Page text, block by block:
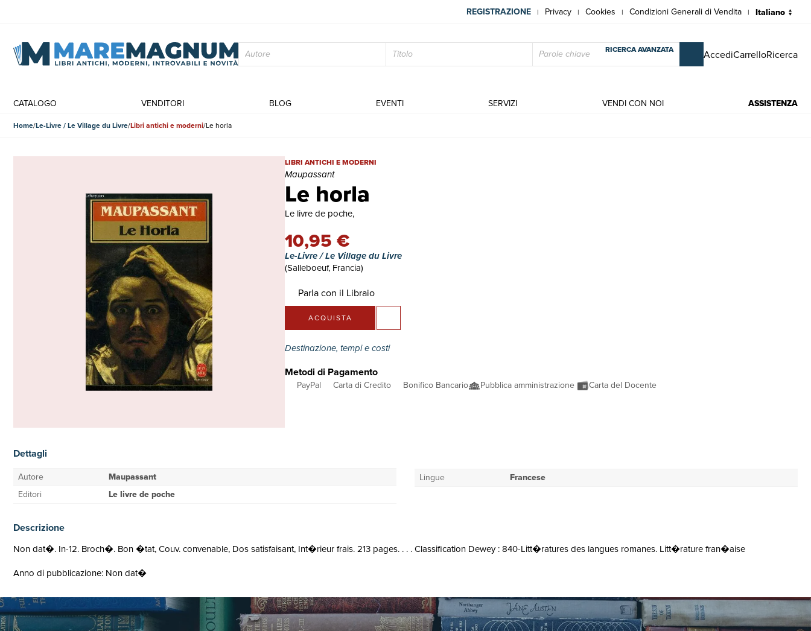
REGISTRAZIONE | Privacy | Cookies | Condizioni Generali di Vendita |
RICERCA AVANZATA AccediCarrelloRicerca
CATALOGO VENDITORI BLOG EVENTI SERVIZI VENDI CON NOI ASSISTENZA
Home Le-Livre / Le Village du Livre Libri antichi e moderni Le horla
Le horla
Le horla | Libri antichi e moderni | Maupassant
LIBRI ANTICHI E MODERNI
Maupassant
Le livre de poche,
10,95 €
Le-Livre / Le Village du Livre
(Salleboeuf, Francia)
Parla con il Libraio
ACQUISTA
Destinazione, tempi e costi
Metodi di Pagamento
PayPal Carta di Credito Bonifico Bancario Pubblica amministrazione Carta del Docente
Dettagli
Autore
Maupassant
Editori
Le livre de poche
Lingue Francese
Descrizione
Non dat�. In-12. Broch�. Bon �tat, Couv. convenable, Dos satisfaisant, Int�rieur frais. 213 pages. . . . Classification Dewey : 840-Litt�ratures des langues romanes. Litt�rature fran�aise
Anno di pubblicazione: Non dat�